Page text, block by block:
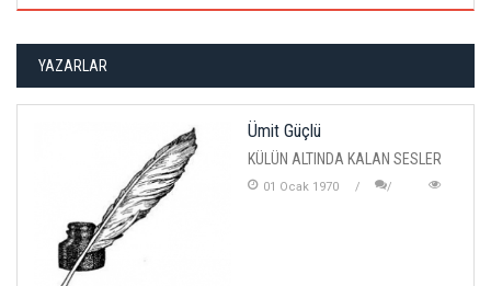
YAZARLAR
Ümit Güçlü
KÜLÜN ALTINDA KALAN SESLER
01 Ocak 1970